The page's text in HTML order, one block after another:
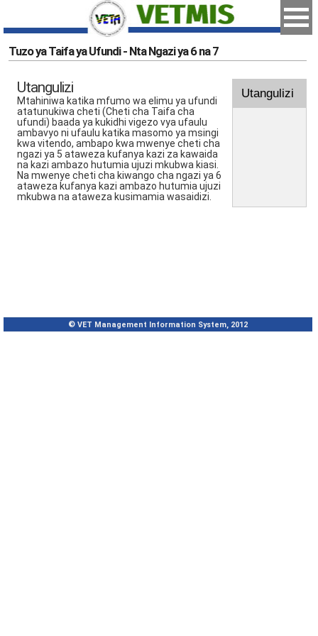
Tuzo ya Taifa ya Ufundi - Nta Ngazi ya 6 na 7
Utangulizi
Mtahiniwa katika mfumo wa elimu ya ufundi
atatunukiwa cheti (Cheti cha Taifa cha
ufundi) baada ya kukidhi vigezo vya ufaulu
ambavyo ni ufaulu katika masomo ya msingi
kwa vitendo, ambapo kwa mwenye cheti cha
ngazi ya 5 ataweza kufanya kazi za kawaida
na kazi ambazo hutumia ujuzi mkubwa kiasi.
Na mwenye cheti cha kiwango cha ngazi ya 6
ataweza kufanya kazi ambazo hutumia ujuzi
mkubwa na ataweza kusimamia wasaidizi.
Utangulizi
© VET Management Information System, 2012